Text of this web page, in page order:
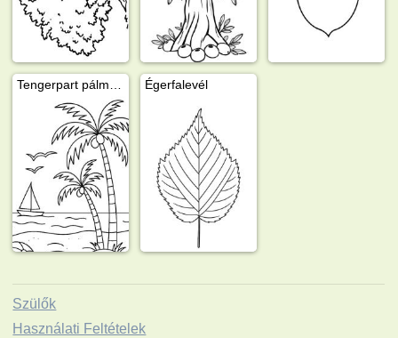
Égerfalevél
Szülők
Használati Feltételek